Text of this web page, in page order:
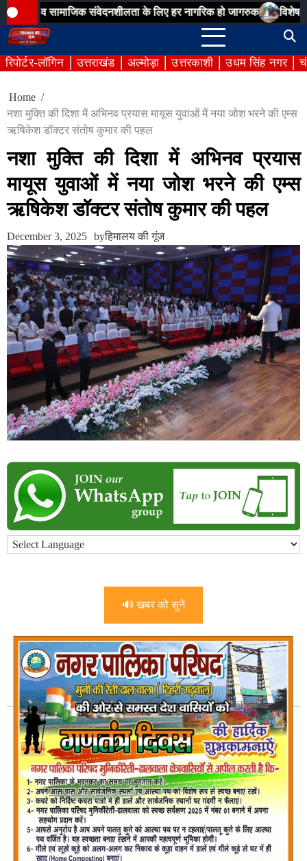
Skip
to
content
सामाजिक संवेदनशीलता के लिए हर नागरिक हो जागरुक विशेष गहन
रिपोर्टर-लॉगिन उत्तराखंड अल्मोड़ा उत्तरकाशी उधम सिंह नगर
Home
नशा मुक्ति की दिशा में अभिनव प्रयास मायूस युवाओं में नया जोश भरने की एम्स
ऋषिकेश डॉक्टर संतोष कुमार की पहल
नशा मुक्ति की दिशा में अभिनव प्रयास
मायूस युवाओं में नया जोश भरने की एम्स
ऋषिकेश डॉक्टर संतोष कुमार की पहल
December 3, 2025 byहिमालय की गूंज
🔊 खबर को सुने